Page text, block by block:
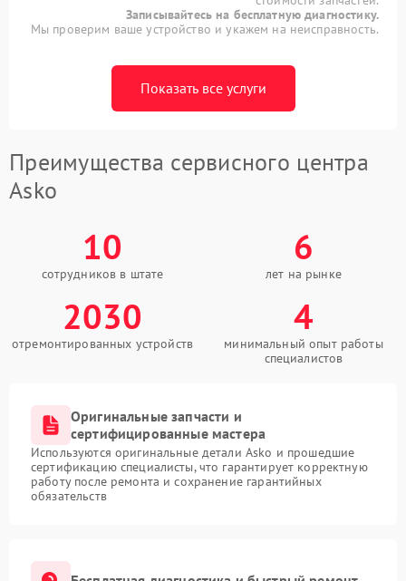
Записывайтесь на бесплатную диагностику.
Мы проверим ваше устройство и укажем на неисправность.
Показать все услуги
Преимущества сервисного центра
Asko
10
сотрудников в штате
6
лет на рынке
2030
отремонтированных устройств
4
минимальный опыт работы
специалистов
Оригинальные запчасти и
сертифицированные мастера
Используются оригинальные детали Asko и прошедшие
сертификацию специалисты, что гарантирует корректную
работу после ремонта и сохранение гарантийных
обязательств